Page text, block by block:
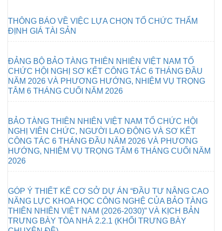
THÔNG BÁO VỀ VIỆC LỰA CHỌN TỔ CHỨC THẨM
ĐỊNH GIÁ TÀI SẢN
ĐẢNG BỘ BẢO TÀNG THIÊN NHIÊN VIỆT NAM TỔ
CHỨC HỘI NGHỊ SƠ KẾT CÔNG TÁC 6 THÁNG ĐẦU
NĂM 2026 VÀ PHƯƠNG HƯỚNG, NHIỆM VỤ TRỌNG
TÂM 6 THÁNG CUỐI NĂM 2026
BẢO TÀNG THIÊN NHIÊN VIỆT NAM TỔ CHỨC HỘI
NGHỊ VIÊN CHỨC, NGƯỜI LAO ĐỘNG VÀ SƠ KẾT
CÔNG TÁC 6 THÁNG ĐẦU NĂM 2026 VÀ PHƯƠNG
HƯỚNG, NHIỆM VỤ TRỌNG TÂM 6 THÁNG CUỐI NĂM
2026
GÓP Ý THIẾT KẾ CƠ SỞ DỰ ÁN “ĐẦU TƯ NÂNG CAO
NĂNG LỰC KHOA HỌC CÔNG NGHỆ CỦA BẢO TÀNG
THIÊN NHIÊN VIỆT NAM (2026-2030)” VÀ KỊCH BẢN
TRƯNG BÀY TÒA NHÀ 2.2.1 (KHỐI TRƯNG BÀY